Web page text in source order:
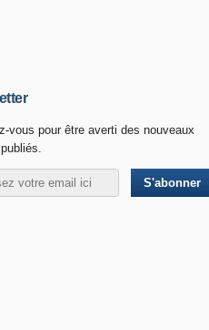
vous pour être averti des nouveaux